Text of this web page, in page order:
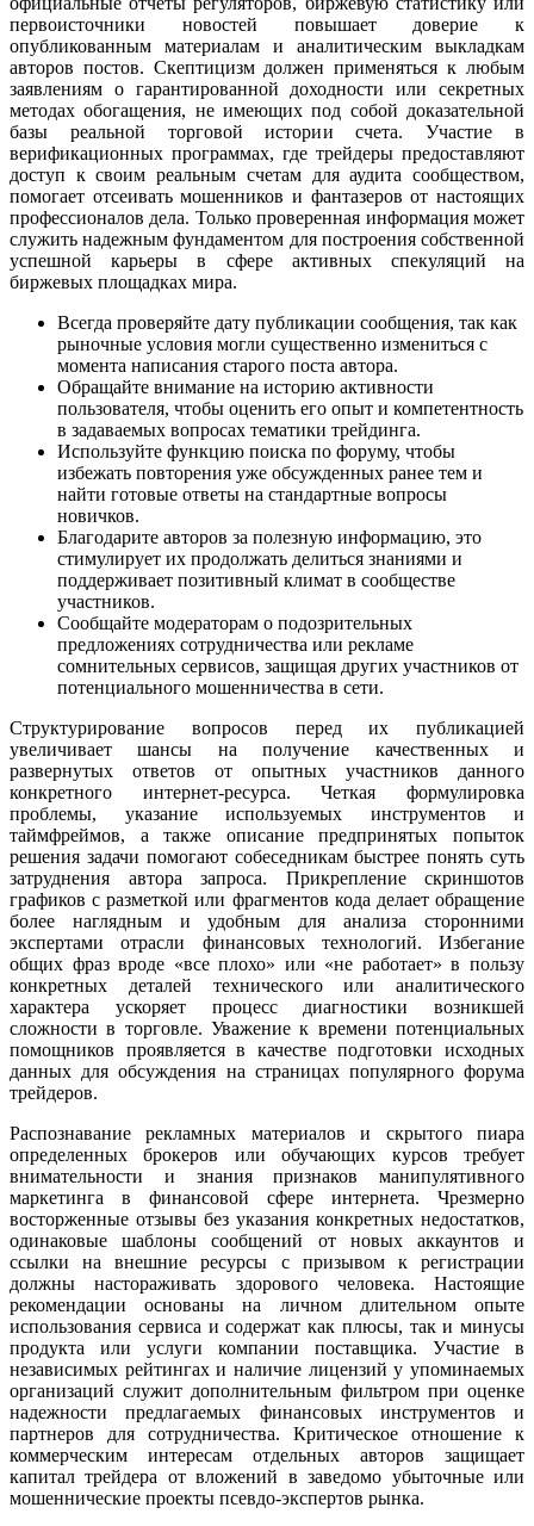
первоисточники новостей повышает доверие к
опубликованным материалам и аналитическим выкладкам
авторов постов. Скептицизм должен применяться к любым
заявлениям о гарантированной доходности или секретных
методах обогащения, не имеющих под собой доказательной
базы реальной торговой истории счета. Участие в
верификационных программах, где трейдеры предоставляют
доступ к своим реальным счетам для аудита сообществом,
помогает отсеивать мошенников и фантазеров от настоящих
профессионалов дела. Только проверенная информация может
служить надежным фундаментом для построения собственной
успешной карьеры в сфере активных спекуляций на
биржевых площадках мира.
Всегда проверяйте дату публикации сообщения, так как
рыночные условия могли существенно измениться с
момента написания старого поста автора.
Обращайте внимание на историю активности
пользователя, чтобы оценить его опыт и компетентность
в задаваемых вопросах тематики трейдинга.
Используйте функцию поиска по форуму, чтобы
избежать повторения уже обсужденных ранее тем и
найти готовые ответы на стандартные вопросы
новичков.
Благодарите авторов за полезную информацию, это
стимулирует их продолжать делиться знаниями и
поддерживает позитивный климат в сообществе
участников.
Сообщайте модераторам о подозрительных
предложениях сотрудничества или рекламе
сомнительных сервисов, защищая других участников от
потенциального мошенничества в сети.
Структурирование вопросов перед их публикацией
увеличивает шансы на получение качественных и
развернутых ответов от опытных участников данного
конкретного интернет-ресурса. Четкая формулировка
проблемы, указание используемых инструментов и
таймфреймов, а также описание предпринятых попыток
решения задачи помогают собеседникам быстрее понять суть
затруднения автора запроса. Прикрепление скриншотов
графиков с разметкой или фрагментов кода делает обращение
более наглядным и удобным для анализа сторонними
экспертами отрасли финансовых технологий. Избегание
общих фраз вроде «все плохо» или «не работает» в пользу
конкретных деталей технического или аналитического
характера ускоряет процесс диагностики возникшей
сложности в торговле. Уважение к времени потенциальных
помощников проявляется в качестве подготовки исходных
данных для обсуждения на страницах популярного форума
трейдеров.
Распознавание рекламных материалов и скрытого пиара
определенных брокеров или обучающих курсов требует
внимательности и знания признаков манипулятивного
маркетинга в финансовой сфере интернета. Чрезмерно
восторженные отзывы без указания конкретных недостатков,
одинаковые шаблоны сообщений от новых аккаунтов и
ссылки на внешние ресурсы с призывом к регистрации
должны настораживать здорового человека. Настоящие
рекомендации основаны на личном длительном опыте
использования сервиса и содержат как плюсы, так и минусы
продукта или услуги компании поставщика. Участие в
независимых рейтингах и наличие лицензий у упоминаемых
организаций служит дополнительным фильтром при оценке
надежности предлагаемых финансовых инструментов и
партнеров для сотрудничества. Критическое отношение к
коммерческим интересам отдельных авторов защищает
капитал трейдера от вложений в заведомо убыточные или
мошеннические проекты псевдо-экспертов рынка.